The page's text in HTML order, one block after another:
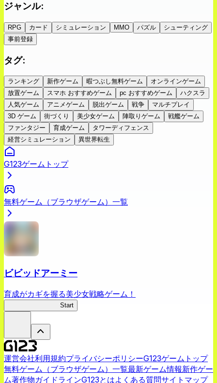
ジャンル:
RPG カード シミュレーション MMO パズル
シューティング
事前登録
タグ:
ランキング 新作ゲーム 暇つぶし無料ゲーム
オンラインゲーム
放置ゲーム
スマホ おすすめゲーム pc おすすめゲーム
ハクスラ
人気ゲーム
アニメゲーム 脱出ゲーム 戦争
マルチプレイ
3D ゲーム
街づくり 美少女ゲーム 陣取りゲーム
戦艦ゲーム
ファンタジー
育成ゲーム
タワーディフェンス
経営シミュレーション
異世界転生
G123ゲームトップ
無料ゲーム（ブラウザゲーム）一覧
ビビッドアーミー
育成がカギを握る美少女戦略ゲーム！
Start
運営会社利用規約プライバシーポリシーG123ゲームトップ
無料ゲーム（ブラウザゲーム）一覧最新ゲーム情報新作ゲー
ム著作物ガイドラインG123とはよくある質問サイトマップ